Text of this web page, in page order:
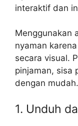
interaktif dan
Menggunakan
nyaman
secara visual.
pinjaman, sisa
dengan mudah.
1. Unduh